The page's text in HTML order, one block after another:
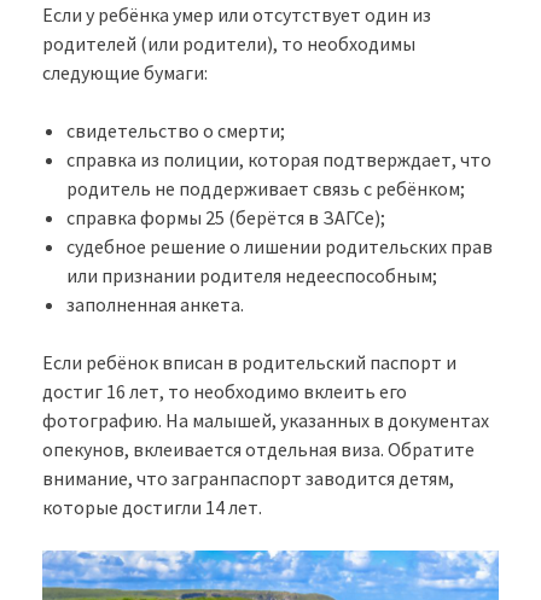
Если у ребёнка умер или отсутствует один из
родителей (или родители), то необходимы
следующие бумаги:
свидетельство о смерти;
справка из полиции, которая подтверждает, что
родитель не поддерживает связь с ребёнком;
справка формы 25 (берётся в ЗАГСе);
судебное решение о лишении родительских прав
или признании родителя недееспособным;
заполненная анкета.
Если ребёнок вписан в родительский паспорт и
достиг 16 лет, то необходимо вклеить его
фотографию. На малышей, указанных в документах
опекунов, вклеивается отдельная виза. Обратите
внимание, что загранпаспорт заводится детям,
которые достигли 14 лет.